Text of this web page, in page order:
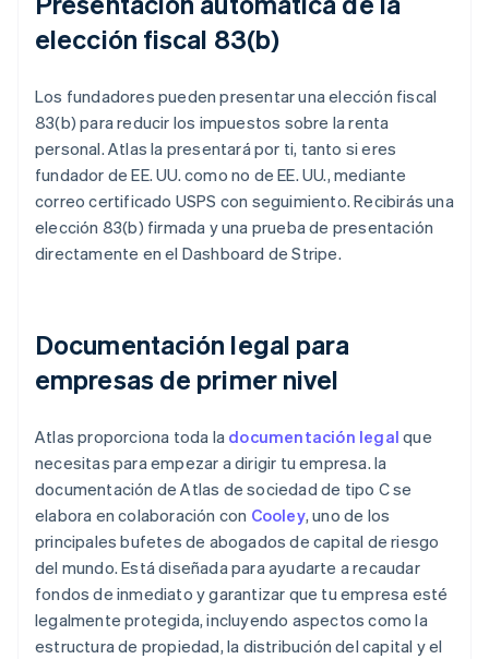
elección fiscal 83(b)
Los fundadores pueden presentar una elección fiscal
83(b) para reducir los impuestos sobre la renta
personal. Atlas la presentará por ti, tanto si eres
fundador de EE. UU. como no de EE. UU., mediante
correo certificado USPS con seguimiento. Recibirás una
elección 83(b) firmada y una prueba de presentación
directamente en el Dashboard de Stripe.
Documentación legal para
empresas de primer nivel
Atlas proporciona toda la documentación legal que
necesitas para empezar a dirigir tu empresa. la
documentación de Atlas de sociedad de tipo C se
elabora en colaboración con Cooley, uno de los
principales bufetes de abogados de capital de riesgo
del mundo. Está diseñada para ayudarte a recaudar
fondos de inmediato y garantizar que tu empresa esté
legalmente protegida, incluyendo aspectos como la
estructura de propiedad, la distribución del capital y el